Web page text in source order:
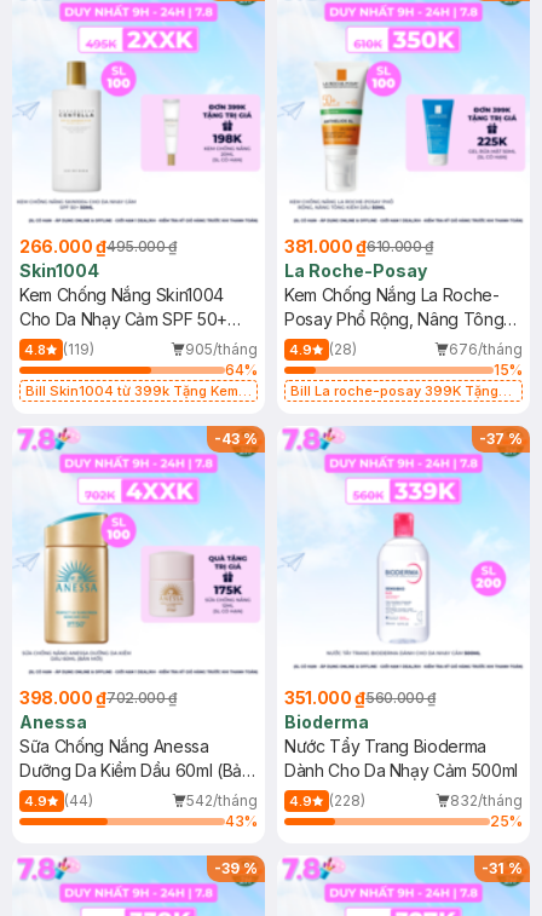
266.000 ₫495.000 ₫
Skin1004
Kem Chống Nắng Skin1004
Cho Da Nhạy Cảm SPF 50+
50ml
4.8 (119)
905/tháng
64%
Bill Skin1004 từ 399k Tặng Kem
SPF 50+ 20ml (SL Có Hạn)
381.000 ₫610.000 ₫
La Roche-Posay
Kem Chống Nắng La Roche-
Posay Phổ Rộng, Nâng Tông
Kiềm Dầu 50ml
4.9 (28)
676/tháng
15%
Bill La roche-posay 399K Tặng
(SL có hạn)
-43%
398.000 ₫702.000 ₫
Anessa
Sữa Chống Nắng Anessa
Dưỡng Da Kiềm Dầu 60ml (Bản
Mới)
4.9 (44)
542/tháng
43%
-37%
351.000 ₫560.000 ₫
Bioderma
Nước Tẩy Trang Bioderma
Dành Cho Da Nhạy Cảm 500ml
4.9 (228)
832/tháng
25%
-39% -31%